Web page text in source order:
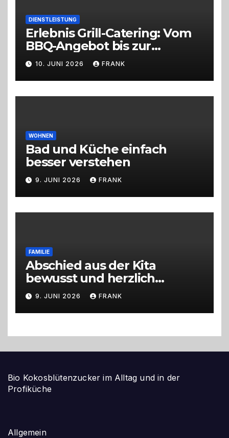
DIENSTLEISTUNG
Erlebnis Grill-Catering: Vom
BBQ-Angebot bis zur
perfekten Eventorganisation
Trend zu Outdoor-Events,
Erlebnisgastronomie und
Live-Cooking
10. JUNI 2026 FRANK
WOHNEN
Bad und Küche einfach
besser verstehen
9. JUNI 2026 FRANK
FAMILIE
Abschied aus der Kita
bewusst und herzlich
gestalten
9. JUNI 2026 FRANK
Bio Kokosblütenzucker im Alltag und in der
Profiküche
Allgemein